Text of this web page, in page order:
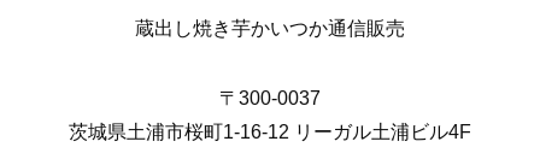
蔵出し焼き芋かいつか通信販売
〒300-0037
茨城県土浦市桜町1-16-12 リーガル土浦ビル4F